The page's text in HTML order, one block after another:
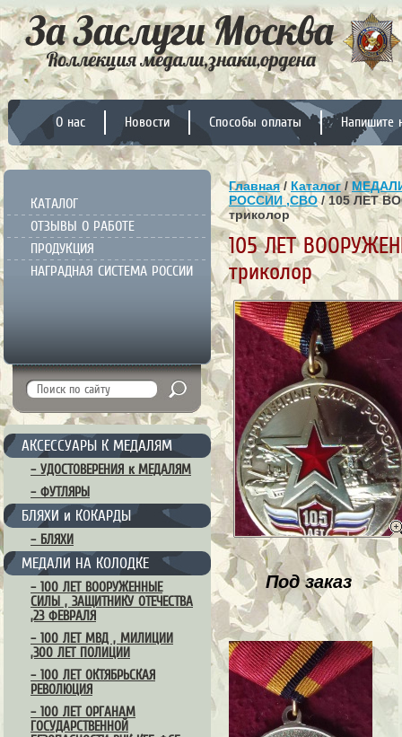
О нас Новости Способы оплаты Напишите
КАТАЛОГ
ОТЗЫВЫ О РАБОТЕ
ПРОДУКЦИЯ
НАГРАДНАЯ СИСТЕМА РОССИИ
АКСЕССУАРЫ К МЕДАЛЯМ
– УДОСТОВЕРЕНИЯ к МЕДАЛЯМ
– ФУТЛЯРЫ
БЛЯХИ и КОКАРДЫ
– БЛЯХИ
МЕДАЛИ НА КОЛОДКЕ
– 100 ЛЕТ ВООРУЖЕННЫЕ
СИЛЫ , ЗАЩИТНИКУ ОТЕЧЕСТВА
,23 ФЕВРАЛЯ
– 100 ЛЕТ МВД , МИЛИЦИИ
,300 ЛЕТ ПОЛИЦИИ
– 100 ЛЕТ ОКТЯБРЬСКАЯ
РЕВОЛЮЦИЯ
– 100 ЛЕТ ОРГАНАМ
ГОСУДАРСТВЕННОЙ
Главная/ Каталог/
РОССИИ ,СВО/ 105 ЛЕТ
триколор
105 ЛЕТ
триколор
Под заказ